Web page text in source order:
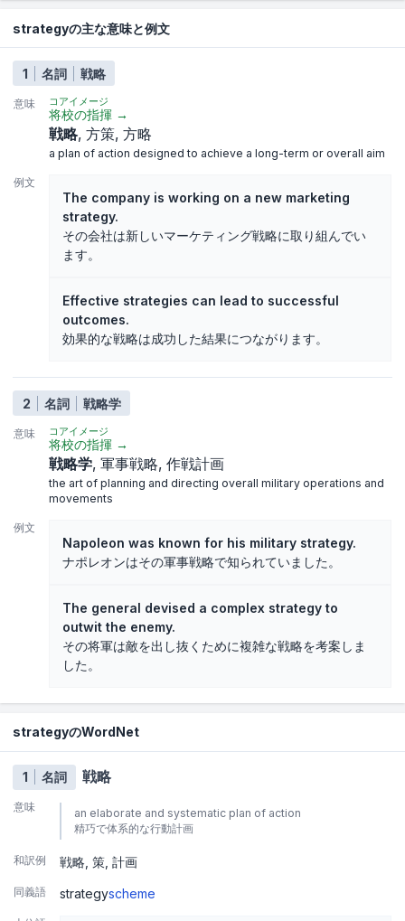
strategyの主な意味と例文
1 名詞 戦略
意味 コアイメージ
将校の指揮 →
戦略 方策 方略
a plan of action designed to achieve a long-term or overall aim
例文
The company is working on a new marketing
strategy.
その会社は新しいマーケティング戦略に取り組んでい
ます。
Effective strategies can lead to successful
outcomes.
効果的な戦略は成功した結果につながります。
2 名詞 戦略学
意味 コアイメージ
将校の指揮 →
戦略学 軍事戦略 作戦計画
the art of planning and directing overall military operations and
movements
例文
Napoleon was known for his military strategy.
ナポレオンはその軍事戦略で知られていました。
The general devised a complex strategy to
outwit the enemy.
その将軍は敵を出し抜くために複雑な戦略を考案しま
した。
strategyのWordNet
1 名詞 戦略
意味
an elaborate and systematic plan of action
精巧で体系的な行動計画
和訳例 戦略 策 計画
同義語 strategyscheme